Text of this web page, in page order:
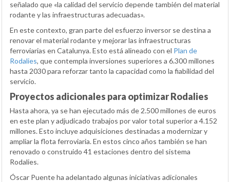
señalado que «la calidad del servicio depende también del material
rodante y las infraestructuras adecuadas».
En este contexto, gran parte del esfuerzo inversor se destina a
renovar el material rodante y mejorar las infraestructuras
ferroviarias en Catalunya. Esto está alineado con el Plan de
Rodalies, que contempla inversiones superiores a 6.300 millones
hasta 2030 para reforzar tanto la capacidad como la fiabilidad del
servicio.
Proyectos adicionales para optimizar Rodalies
Hasta ahora, ya se han ejecutado más de 2.500 millones de euros
en este plan y adjudicado trabajos por valor total superior a 4.152
millones. Esto incluye adquisiciones destinadas a modernizar y
ampliar la flota ferroviaria. En estos cinco años también se han
renovado o construido 41 estaciones dentro del sistema
Rodalies.
Óscar Puente ha adelantado algunas iniciativas adicionales